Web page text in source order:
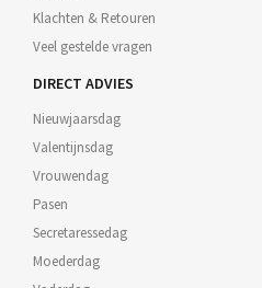
Klachten & Retouren
Veel gestelde vragen
DIRECT ADVIES
Nieuwjaarsdag
Valentijnsdag
Vrouwendag
Pasen
Secretaressedag
Moederdag